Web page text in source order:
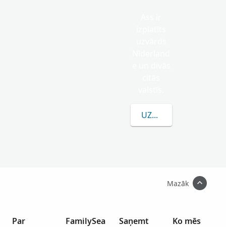
UZZINĀT VAIRĀK PAR
Mazāk
Par
FamilySea
Saņemt
Ko mēs